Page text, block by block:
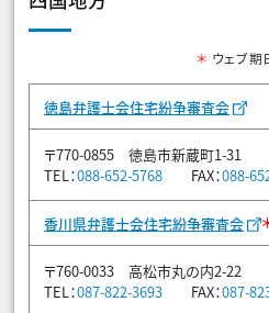
＊ ウェブ
徳島弁護士会住宅紛争審査会
〒770-0855 徳島市新蔵町1-31
TEL：088-652-5768 FAX：088-
香川県弁護士会住宅紛争審査会
〒760-0033 高松市丸の内2-22
TEL：087-822-3693 FAX：087-